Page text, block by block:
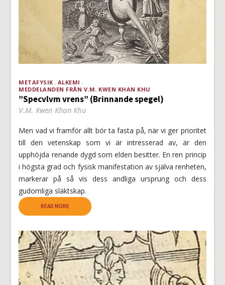
METAFYSIK
ALKEMI
MEDDELANDEN FRÅN V.M. KWEN KHAN KHU
”Specvlvm vrens” (Brinnande spegel)
V.M. Kwen Khan Khu
Men vad vi framför allt bör ta fasta på, när vi ger prioritet
till den vetenskap som vi är intresserad av, är den
upphöjda renande dygd som elden besitter. En ren princip
i högsta grad och fysisk manifestation av själva renheten,
markerar på så vis dess andliga ursprung och dess
gudomliga släktskap.
READ MORE